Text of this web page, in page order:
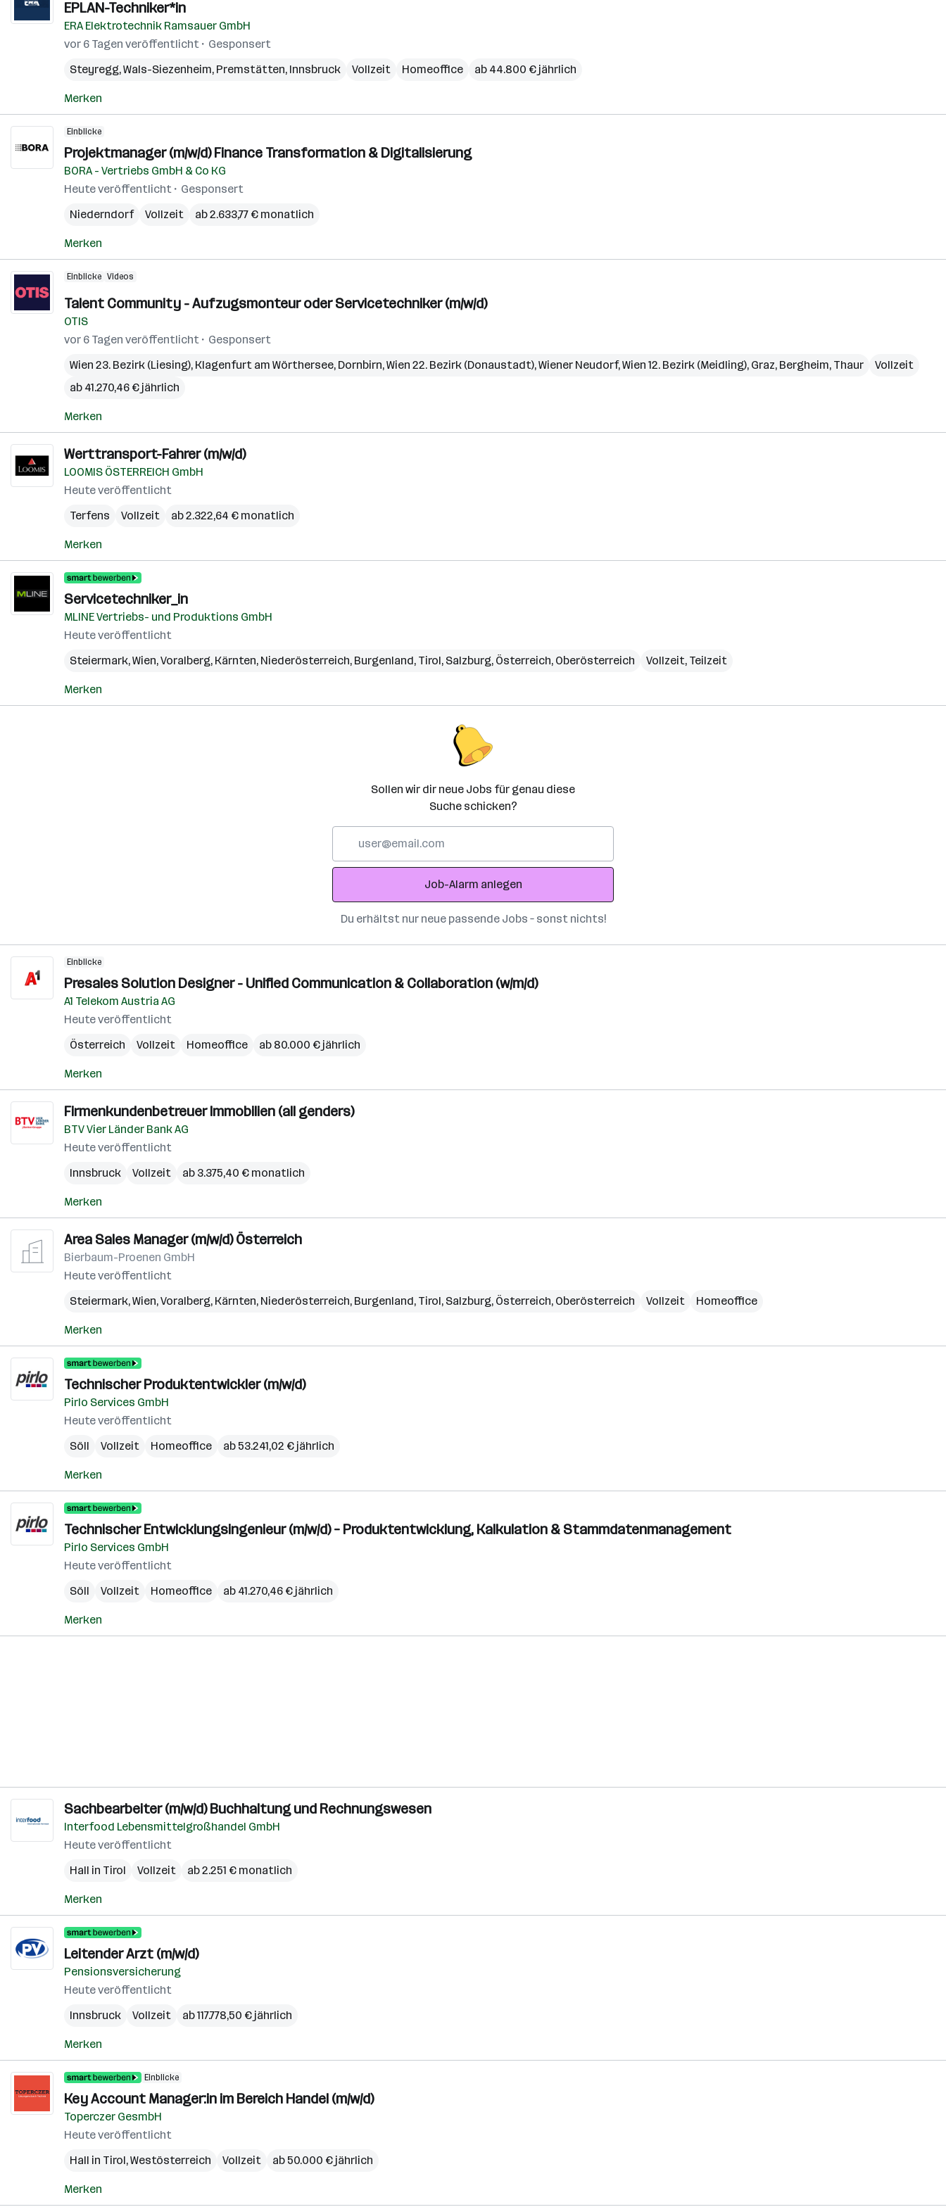
EPLAN-Techniker*in
ERA Elektrotechnik Ramsauer GmbH
vor 6 Tagen veröffentlicht
Gesponsert
Steyregg,Wals-Siezenheim, Premstätten, Innsbruck Vollzeit Homeoffice ab 44.800 € jährlich
Merken
Einblicke
Projektmanager (m/w/d) Finance Transformation & Digitalisierung
BORA - Vertriebs GmbH & Co KG
Heute veröffentlicht
Gesponsert
Niederndorf
Vollzeit ab 2.633,77 € monatlich
Merken
Einblicke Videos
Talent Community - Aufzugsmonteur oder Servicetechniker (m/w/d)
OTIS
vor 6 Tagen veröffentlicht
Gesponsert
Wien 23. Bezirk (Liesing), Klagenfurt am Wörthersee, Dornbirn,Wien 22. Bezirk (Donaustadt),Wiener Neudorf,Wien 12. Bezirk (Meidling), Graz, Bergheim, Thaur
Vollzeit
ab 41.270,46 € jährlich
Merken
Werttransport-Fahrer (m/w/d)
LOOMIS ÖSTERREICH GmbH
Heute veröffentlicht
Terfens
Vollzeit ab 2.322,64 € monatlich
Merken
Servicetechniker_in
MLINE Vertriebs- und Produktions GmbH
Heute veröffentlicht
Steiermark,Wien,Voralberg, Kärnten, Niederösterreich, Burgenland, Tirol, Salzburg, Österreich, Oberösterreich Vollzeit, Teilzeit
Merken
Sollen wir dir neue Jobs für genau diese
Suche schicken?
Adresse
Job-Alarm anlegen
Du erhältst nur neue passende Jobs – sonst nichts!
Einblicke
Presales Solution Designer - Unified Communication & Collaboration (w/m/d)
A1 Telekom Austria AG
Heute veröffentlicht
Österreich
Vollzeit Homeoffice ab 80.000 € jährlich
Merken
Firmenkundenbetreuer Immobilien (all genders)
BTV Vier Länder Bank AG
Heute veröffentlicht
Innsbruck
Vollzeit ab 3.375,40 € monatlich
Merken
Area Sales Manager (m/w/d) Österreich
Bierbaum-Proenen GmbH
Heute veröffentlicht
Steiermark,Wien,Voralberg, Kärnten, Niederösterreich, Burgenland, Tirol, Salzburg, Österreich, Oberösterreich Vollzeit Homeoffice
Merken
Technischer Produktentwickler (m/w/d)
Pirlo Services GmbH
Heute veröffentlicht
Söll
Vollzeit Homeoffice ab 53.241,02 € jährlich
Merken
Technischer Entwicklungsingenieur (m/w/d) – Produktentwicklung, Kalkulation & Stammdatenmanagement
Pirlo Services GmbH
Heute veröffentlicht
Söll
Vollzeit Homeoffice ab 41.270,46 € jährlich
Merken
Sachbearbeiter (m/w/d) Buchhaltung und Rechnungswesen
Interfood Lebensmittelgroßhandel GmbH
Heute veröffentlicht
Hall in Tirol
Vollzeit ab 2.251 € monatlich
Merken
Leitender Arzt (m/w/d)
Pensionsversicherung
Heute veröffentlicht
Innsbruck
Vollzeit ab 117.778,50 € jährlich
Merken
Einblicke
Key Account Manager:in im Bereich Handel (m/w/d)
Toperczer GesmbH
Heute veröffentlicht
Hall in Tirol,Westösterreich Vollzeit ab 50.000 € jährlich
Merken